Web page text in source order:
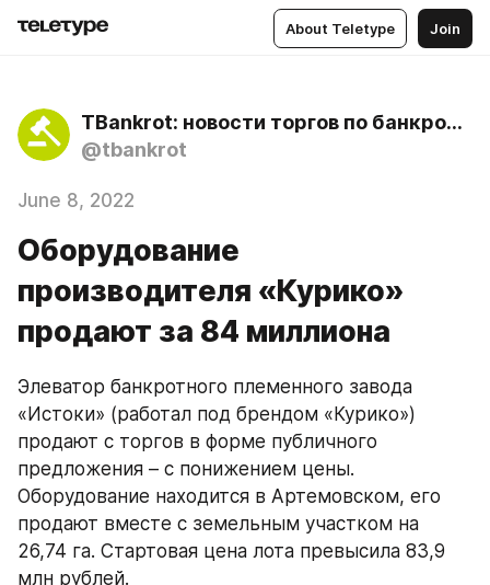
About Teletype Join
TBankrot: новости торгов по банкротству
@tbankrot
June 8, 2022
Оборудование
производителя «Курико»
продают за 84 миллиона
Элеватор банкротного племенного завода
«Истоки» (работал под брендом «Курико»)
продают с торгов в форме публичного
предложения – с понижением цены.
Оборудование находится в Артемовском, его
продают вместе с земельным участком на
26,74 га. Стартовая цена лота превысила 83,9
млн рублей.